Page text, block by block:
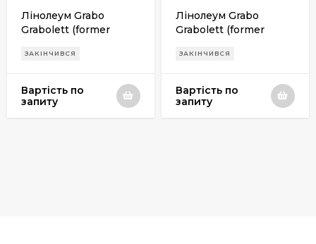
Лінолеум Grabo
Grabolett (former
1536
ЗАКІНЧИВСЯ
Вартість по
запиту
Лінолеум Grabo
Grabolett (former
1999
ЗАКІНЧИВСЯ
Вартість по
запиту